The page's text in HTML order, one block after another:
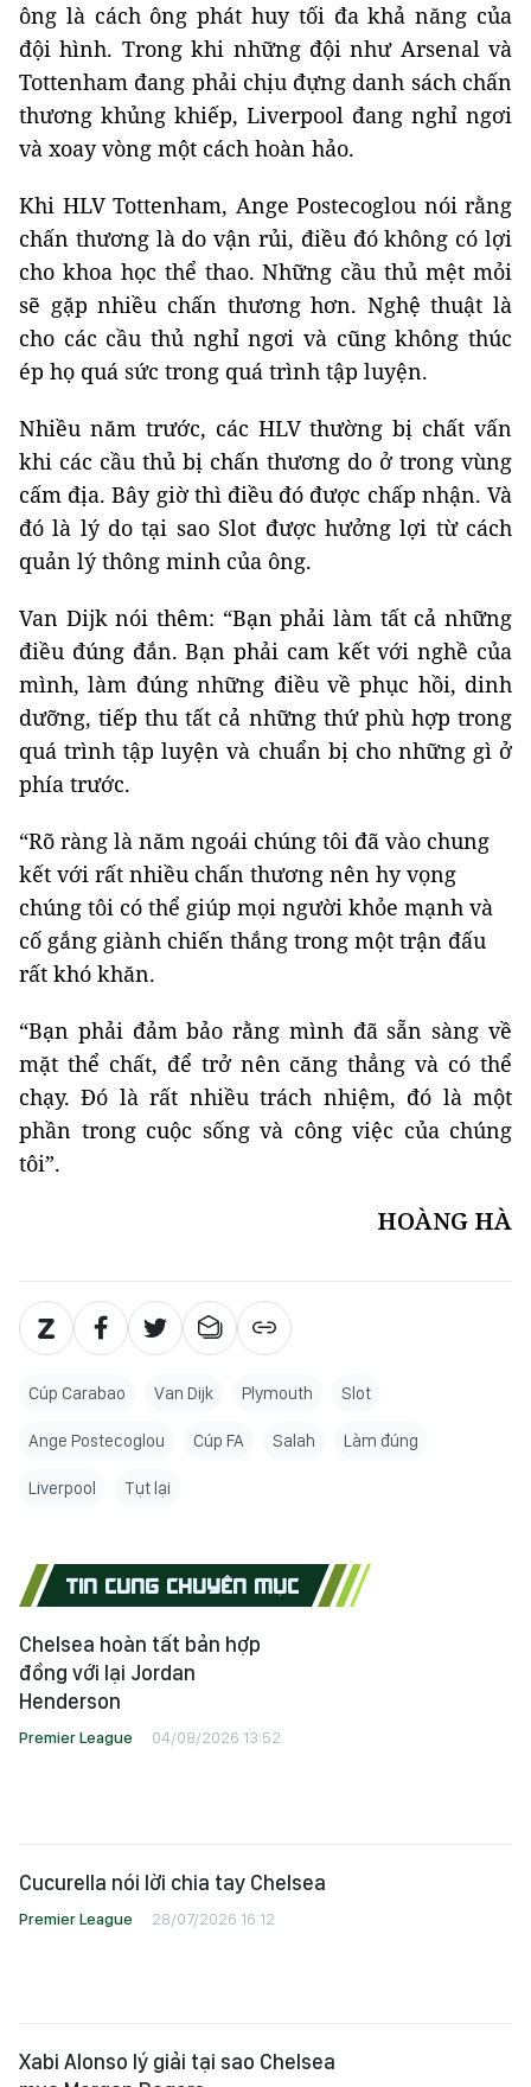
ông là cách ông phát huy tối đa khả năng của
đội hình. Trong khi những đội như Arsenal và
Tottenham đang phải chịu đựng danh sách chấn
thương khủng khiếp, Liverpool đang nghỉ ngơi
và xoay vòng một cách hoàn hảo.
Khi HLV Tottenham, Ange Postecoglou nói rằng
chấn thương là do vận rủi, điều đó không có lợi
cho khoa học thể thao. Những cầu thủ mệt mỏi
sẽ gặp nhiều chấn thương hơn. Nghệ thuật là
cho các cầu thủ nghỉ ngơi và cũng không thúc
ép họ quá sức trong quá trình tập luyện.
Nhiều năm trước, các HLV thường bị chất vấn
khi các cầu thủ bị chấn thương do ở trong vùng
cấm địa. Bây giờ thì điều đó được chấp nhận. Và
đó là lý do tại sao Slot được hưởng lợi từ cách
quản lý thông minh của ông.
Van Dijk nói thêm: “Bạn phải làm tất cả những
điều đúng đắn. Bạn phải cam kết với nghề của
mình, làm đúng những điều về phục hồi, dinh
dưỡng, tiếp thu tất cả những thứ phù hợp trong
quá trình tập luyện và chuẩn bị cho những gì ở
phía trước.
“Rõ ràng là năm ngoái chúng tôi đã vào chung
kết với rất nhiều chấn thương nên hy vọng
chúng tôi có thể giúp mọi người khỏe mạnh và
cố gắng giành chiến thắng trong một trận đấu
rất khó khăn.
“Bạn phải đảm bảo rằng mình đã sẵn sàng về
mặt thể chất, để trở nên căng thẳng và có thể
chạy. Đó là rất nhiều trách nhiệm, đó là một
phần trong cuộc sống và công việc của chúng
tôi”.
HOÀNG HÀ
Cúp Carabao Van Dijk Plymouth Slot
Ange Postecoglou Cúp FA Salah Làm đúng
Liverpool Tụt lại
TIN CÙNG CHUYÊN MỤC
Chelsea hoàn tất bản hợp
đồng với lại Jordan
Henderson
Premier League 04/08/2026 13:52
Cucurella nói lời chia tay Chelsea
Premier League 28/07/2026 16:12
Xabi Alonso lý giải tại sao Chelsea